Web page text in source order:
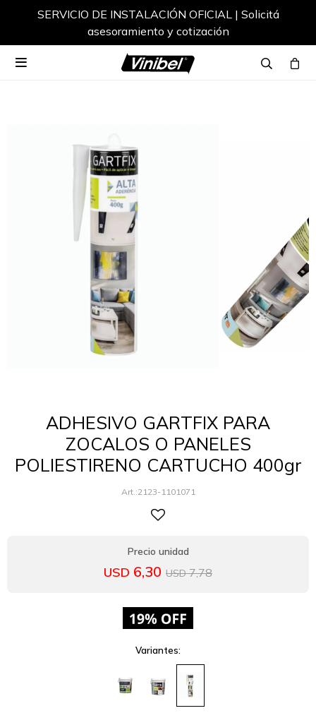
SERVICIO DE INSTALACIÓN OFICIAL | Solicitá
asesoramiento y cotización

ADHESIVO GARTFIX PARA
ZOCALOS O PANELES
POLIESTIRENO CARTUCHO 400gr
2123-1101071
USD 6,30 USD 7,78
Variantes: